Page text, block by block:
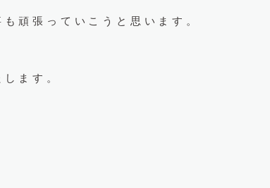
頑張っていこうと思います。
ます。